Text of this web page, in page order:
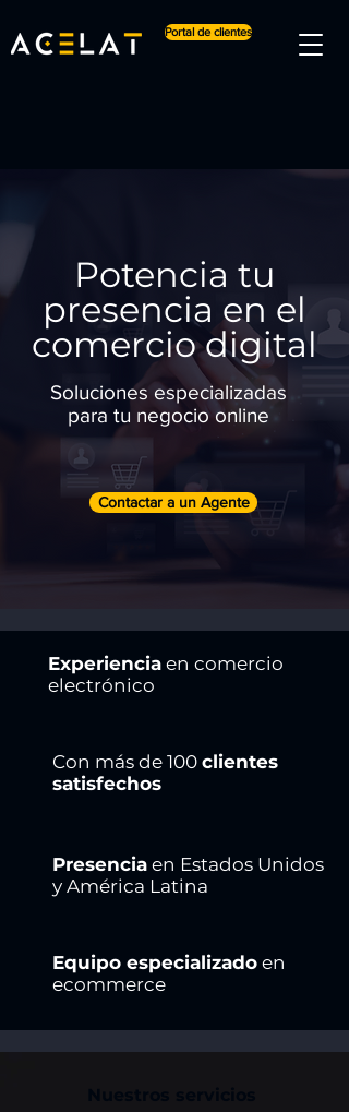
Portal de clientes
Potencia tu
presencia en el
comercio digital
Soluciones especializadas
para tu negocio online
Contactar a un Agente
Experiencia en comercio
electrónico
Con más de 100 clientes
satisfechos
Presencia en Estados Unidos
y América Latina
Equipo especializado en
ecommerce